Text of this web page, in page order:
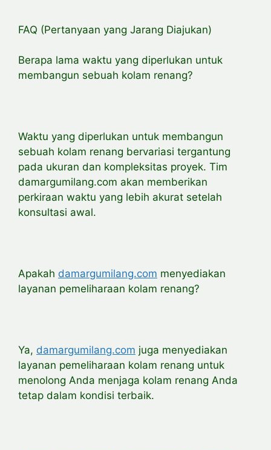
FAQ (Pertanyaan yang Jarang Diajukan)
Berapa lama waktu yang diperlukan untuk
membangun sebuah kolam renang?
Waktu yang diperlukan untuk membangun
sebuah kolam renang bervariasi tergantung
pada ukuran dan kompleksitas proyek. Tim
damargumilang.com akan memberikan
perkiraan waktu yang lebih akurat setelah
konsultasi awal.
Apakah damargumilang.com menyediakan
layanan pemeliharaan kolam renang?
Ya, damargumilang.com juga menyediakan
layanan pemeliharaan kolam renang untuk
menolong Anda menjaga kolam renang Anda
tetap dalam kondisi terbaik.